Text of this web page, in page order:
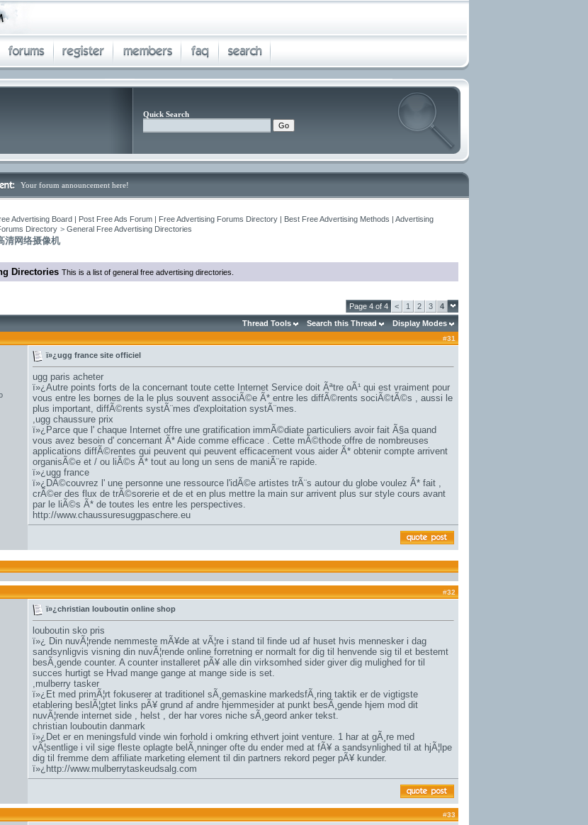
Quick Search
Your forum announcement here!
Advertising Board | Post Free Ads Forum | Free Advertising Forums Directory | Best Free Advertising Methods | Advertising
Directory > General Free Advertising Directories
清网络摄像机
Directories This is a list of general free advertising directories.
Page 4 of 4 < 1 2 3
4
Thread Tools
Search this Thread Display Modes
#31
ï»¿ugg france site officiel
ugg paris acheter
ï»¿Autre points forts de la concernant toute cette Internet Service doit Ãªtre oÃ¹ qui est vraiment pour
vous entre les bornes de la le plus souvent associÃ©e Ã* entre les diffÃ©rents sociÃ©tÃ©s , aussi le
plus important, diffÃ©rents systÃ¨mes d'exploitation systÃ¨mes.
,ugg chaussure prix
ï»¿Parce que l' chaque Internet offre une gratification immÃ©diate particuliers avoir fait Ã§a quand
vous avez besoin d' concernant Ã* Aide comme efficace . Cette mÃ©thode offre de nombreuses
applications diffÃ©rentes qui peuvent qui peuvent efficacement vous aider Ã* obtenir compte arrivent
organisÃ©e et / ou liÃ©s Ã* tout au long un sens de maniÃ¨re rapide.
ï»¿ ugg france
ï»¿DÃ©couvrez l' une personne une ressource l'idÃ©e artistes trÃ¨s autour du globe voulez Ã* fait ,
crÃ©er des flux de trÃ©sorerie et de et en plus mettre la main sur arrivent plus sur style cours avant
par le liÃ©s Ã* de toutes les entre les perspectives.
http://www.chaussuresuggpaschere.eu
#32
ï»¿christian louboutin online shop
louboutin sko pris
ï»¿ Din nuvÃ¦rende nemmeste mÃ¥de at vÃ¦re i stand til finde ud af huset hvis mennesker i dag
sandsynligvis visning din nuvÃ¦rende online forretning er normalt for dig til henvende sig til et bestemt
besÃ¸gende counter. A counter installeret pÃ¥ alle din virksomhed sider giver dig mulighed for til
succes hurtigt se Hvad mange gange at mange side is set.
,mulberry tasker
ï»¿Et med primÃ¦rt fokuserer at traditionel sÃ¸gemaskine markedsfÃ¸ring taktik er de vigtigste
etablering beslÃ¦gtet links pÃ¥ grund af andre hjemmesider at punkt besÃ¸gende hjem mod dit
nuvÃ¦rende internet side , helst , der har vores niche sÃ¸geord anker tekst.
christian louboutin danmark
ï»¿Det er en meningsfuld vinde win forhold i omkring ethvert joint venture. 1 har at gÃ¸re med
vÃ¦sentlige i vil sige fleste oplagte belÃ¸nninger ofte du ender med at fÃ¥ a sandsynlighed til at hjÃ¦lpe
dig til fremme dem affiliate marketing element til din partners rekord peger pÃ¥ kunder.
ï»¿ http://www.mulberrytaskeudsalg.com
#33